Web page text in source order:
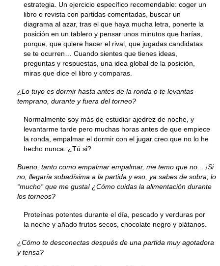
estrategia. Un ejercicio específico recomendable: coger un
libro o revista con partidas comentadas, buscar un
diagrama al azar, tras el que haya mucha letra, ponerte la
posición en un tablero y pensar unos minutos que harías,
porque, que quiere hacer el rival, que jugadas candidatas
se te ocurren… Cuando sientes que tienes ideas,
preguntas y respuestas, una idea global de la posición,
miras que dice el libro y comparas.
¿Lo tuyo es dormir hasta antes de la ronda o te levantas
temprano, durante y fuera del torneo?
Normalmente soy más de estudiar ajedrez de noche, y
levantarme tarde pero muchas horas antes de que empiece
la ronda, empalmar el dormir con el jugar creo que no lo he
hecho nunca. ¿Tú si?
Bueno, tanto como empalmar empalmar, me temo que no... ¡Si
no, llegaría sobadísima a la partida y eso, ya sabes de sobra, lo
“mucho” que me gusta! ¿Cómo cuidas la alimentación durante
los torneos?
Proteínas potentes durante el día, pescado y verduras por
la noche y añado frutos secos, chocolate negro y plátanos.
¿Cómo te desconectas después de una partida muy agotadora
y tensa?